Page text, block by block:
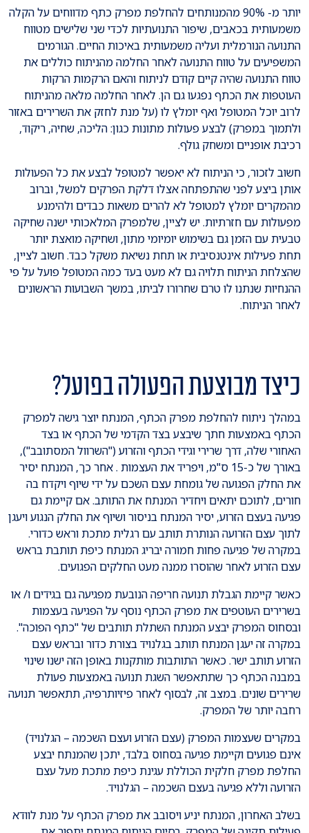
יותר מ- 90% מהמנותחים להחלפת מפרק כתף מדווחים על הקלה
משמעותית בכאבים, שיפור התנועתיות לכדי שני שלישים מטווח
התנועה הנורמלית ועליה משמעותית באיכות החיים. הגורמים
המשפיעים על טווח התנועה לאחר החלמה מהניתוח כוללים את
טווח התנועה שהיה קיים קודם לניתוח והאם הרקמות הרקות
העוטפות את הכתף נפגעו גם הן. לאחר החלמה מלאה מהניתוח
לרוב יוכל המטופל ואף יומלץ לו (על מנת לחזק את השרירים באזור
ולתמוך במפרק) לבצע פעולות מתונות כגון: הליכה, שחיה, ריקוד,
רכיבת אופניים ומשחק גולף.
חשוב לזכור, כי הניתוח לא יאפשר למטופל לבצע את כל הפעולות
אותן ביצע לפני שהתפתחה אצלו דלקת הפרקים למשל, וברוב
מהמקרים יומלץ למטופל לא להרים משאות כבדים ולהימנע
מפעולות עם חזרתיות. יש לציין, שלמפרק המלאכותי ישנה שחיקה
טבעית עם הזמן גם בשימוש יומיומי מתון, ושחיקה מואצת יותר
תחת פעילות אינטנסיבית או תחת נשיאת משקל כבד. חשוב לציין,
שהצלחת הניתוח תלויה גם לא מעט בעד כמה המטופל פועל על פי
ההנחיות שנתנו לו טרם שחרורו לביתו, במשך השבועות הראשונים
לאחר הניתוח.
כיצד מבוצעת הפעולה בפועל?
במהלך ניתוח להחלפת מפרק הכתף, המנתח יוצר גישה למפרק
הכתף באמצעות חתך שיבצע בצד הקדמי של הכתף או בצד
האחורי שלה, דרך שרירי וגידי הכתף והזרוע ("השרוול המסתובב"),
באורך של כ-15 ס"מ, ויפריד את העצמות . אחר כך, המנתח יסיר
את החלק הפגועה של גומחת עצם השכם על ידי שיוף ויקדח בה
חורים, לתוכם יתאים ויחדיר המנתח את התותב. אם קיימת גם
פגיעה בעצם הזרוע, יסיר המנתח בניסור ושיוף את החלק הנגוע ויעגן
לתוך עצם הזרועה הנותרת תותב עם רגלית מתכת וראש כדורי.
במקרה של פגיעה פחות חמורה יבריג המנתח כיפת תותבת בראש
עצם הזרוע לאחר שהוסרו ממנה מעט החלקים הפגועים.
כאשר קיימת הגבלת תנועה חריפה הנובעת מפגיעה גם בגידים ו/ או
בשרירים העוטפים את מפרק הכתף נוסף על הפגיעה בעצמות
ובסחוס המפרק יבצע המנתח השתלת תותבים של "כתף הפוכה".
במקרה זה יעגן המנתח תותב בגלנויד בצורת כדור ובראש עצם
הזרוע תותב ישר. כאשר התותבות מותקנות באופן הזה ישנו שינוי
במבנה הכתף כך שתתאפשר השגת תנועה באמצעות פעולת
שרירים שונים. במצב זה, לבסוף לאחר פיזיותרפיה, תתאפשר תנועה
רחבה יותר של המפרק.
במקרים שעצמות המפרק (עצם הזרוע ועצם השכמה – הגלנויד)
אינם פגועים וקיימת פגיעה בסחוס בלבד, יתכן שהמנתח יבצע
החלפת מפרק חלקית הכוללת עגינת כיפת מתכת מעל עצם
הזרועה וללא פגיעה בעצם השכמה – הגלנויד.
בשלב האחרון, המנתח יניע ויסובב את מפרק הכתף על מנת לוודא